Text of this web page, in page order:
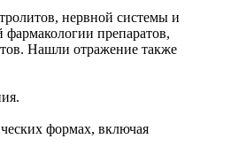
нервной системы и
препаратов,
Нашли отражение также
формах, включая